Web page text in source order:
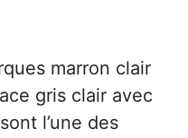
marron clair
gris clair avec
l’une des